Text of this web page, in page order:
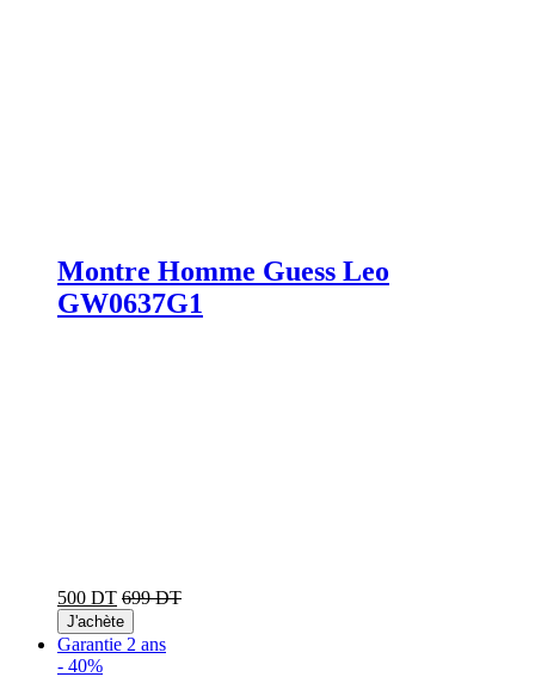
Montre Homme Guess Leo
GW0637G1
500 DT 699 DT
J'achète
Garantie 2 ans
- 40%